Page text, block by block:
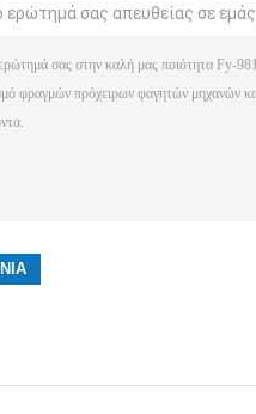
ερώτημά σας απευθείας σε εμάς